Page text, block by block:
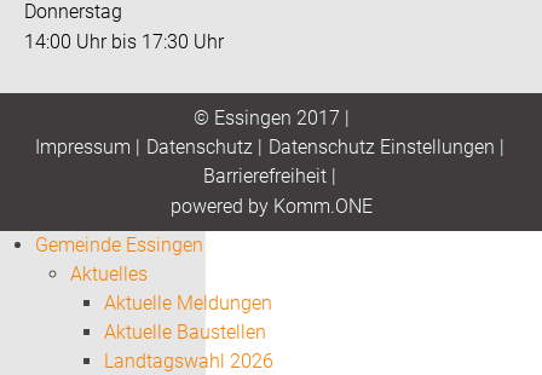
Donnerstag
14:00 Uhr bis 17:30 Uhr
© Essingen 2017 |
Impressum | Datenschutz| Datenschutz Einstellungen |
Barrierefreiheit|
powered by Komm.ONE
Gemeinde Essingen
Aktuelles
Aktuelle Meldungen
Aktuelle Baustellen
Landtagswahl 2026